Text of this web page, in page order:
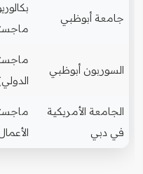
جامعة أبوظبي
السوربون أبوظبي
الجامعة الأمريكية
في دبي